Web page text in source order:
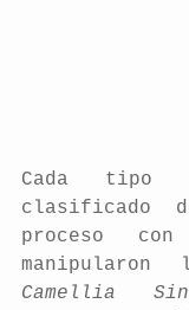
Cada tipo
clasificado
proceso
Camellia